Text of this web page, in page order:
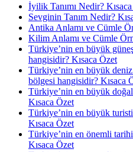
İyilik Tanımı Nedir?
Sevginin Tanım Nedir?
Antika Anlamı ve Cümle
Kilim Anlamı ve Cümle
Türkiye’nin en büyük
hangisidir? Kısaca Özet
Türkiye’nin en büyük deniz
bölgesi hangisidir? Kısaca
Türkiye’nin en büyük
Kısaca Özet
Türkiye’nin en büyük
Kısaca Özet
Türkiye’nin en önemli
Kısaca Özet